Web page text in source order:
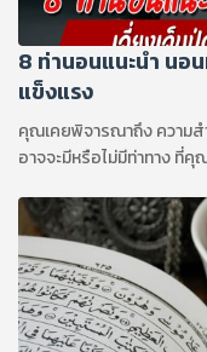
8 ท่านอนแนะนำ นอ
แข็งแรง
คุณเคยพิจารณาถึง ความ
อาจจะมีหรือไม่มีท่าทาง ที่